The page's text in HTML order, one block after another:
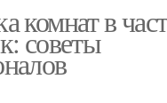
комнат в
советы